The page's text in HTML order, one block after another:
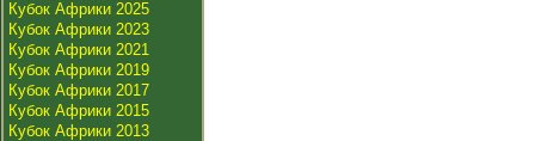
Кубок Африки 2025
Кубок Африки 2023
Кубок Африки 2021
Кубок Африки 2019
Кубок Африки 2017
Кубок Африки 2015
Кубок Африки 2013